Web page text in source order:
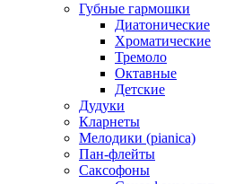
Губные гармошки
Диатонические
Хроматические
Тремоло
Октавные
Детские
Дудуки
Кларнеты
Мелодики (pianica)
Пан-флейты
Саксофоны